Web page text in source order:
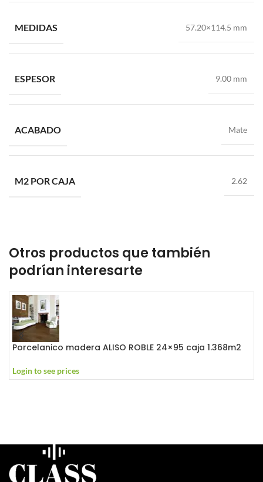
MEDIDAS 57.20×114.5 mm
ESPESOR 9.00 mm
ACABADO Mate
M2 POR CAJA 2.62
Otros productos que también
podrían interesarte
Porcelanico madera ALISO ROBLE 24×95 caja 1.368m2
Login to see prices